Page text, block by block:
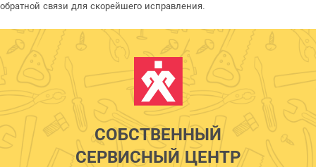
обратной связи для скорейшего исправления.
СОБСТВЕННЫЙ
СЕРВИСНЫЙ ЦЕНТР